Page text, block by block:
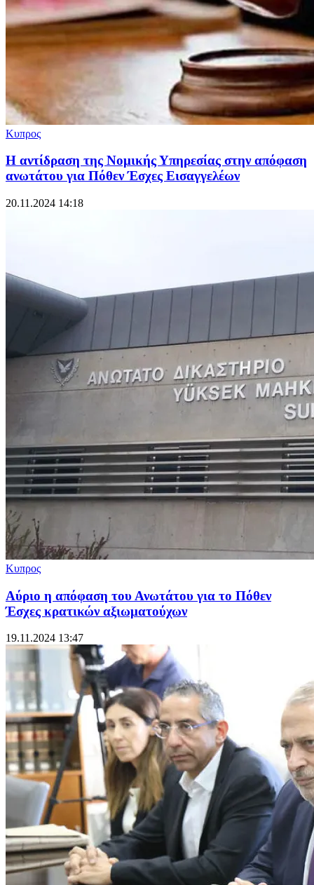
Κυπρος
Η αντίδραση της Νομικής Υπηρεσίας στην απόφαση
ανωτάτου για Πόθεν Έσχες Εισαγγελέων
20.11.2024 14:18
Κυπρος
Αύριο η απόφαση του Ανωτάτου για το Πόθεν
Έσχες κρατικών αξιωματούχων
19.11.2024 13:47